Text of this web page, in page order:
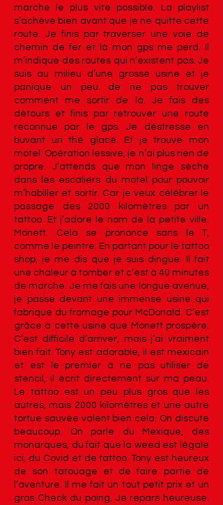
marche le plus vite possible. La playlist
s’achève bien avant que je ne quitte cette
route. Je finis par traverser une voie de
chemin de fer et là mon gps me perd. Il
m’indique des routes qui n’existent pas. Je
suis au milieu d’une grosse usine et je
panique un peu de ne pas trouver
comment me sortir de là. Je fais des
détours et finis par retrouver une route
reconnue par le gps. Je déstresse en
buvant un thé glacé. Et je trouve mon
motel. Opération lessive, je n’ai plus rien de
propre. J’attends que mon linge sèche
dans les escaliers du motel pour pouvoir
m’habiller et sortir. Car je veux célébrer le
passage des 2000 kilomètres par un
tattoo. Et j’adore le nom de la petite ville.
Monett. Cela se prononce sans le T,
comme le peintre. En partant pour le tattoo
shop, je me dis que je suis dingue. Il fait
une chaleur à tomber et c’est à 40 minutes
de marche. Je me fais une longue avenue,
je passe devant une immense usine qui
fabrique du fromage pour McDonald. C’est
grâce à cette usine que Monett prospère.
C’est difficile d’arriver, mais j’ai vraiment
bien fait. Tony est adorable, il est mexicain
et est le premier à ne pas utiliser de
stencil, il écrit directement sur ma peau.
Le tattoo est un peu plus gros que les
autres, mais 2000 kilomètres et une autre
tortue sauvée valent bien cela. On discute
beaucoup. On parle du Mexique, des
monarques, du fait que la weed est légale
ici, du Covid et de tattoo. Tony est heureux
de son tatouage et de faire partie de
l’aventure. Il me fait un tout petit prix et un
gros Check du poing. Je repars heureuse.